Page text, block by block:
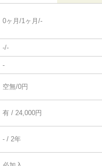
0ヶ月/1ヶ月/-
-/-
-
空無/0円
有 / 24,000円
- / 2年